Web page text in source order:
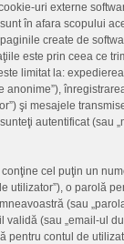
uri externe
în afara scopului
create de
este prin ceea ce
limitat la:
înregistrarea
şi mesajele
autentificat (sau
cel puţin un
utilizator”), o parolă
(sau
(sau „email-ul
pentru contul de